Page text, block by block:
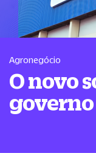
Agronegócio
O novo